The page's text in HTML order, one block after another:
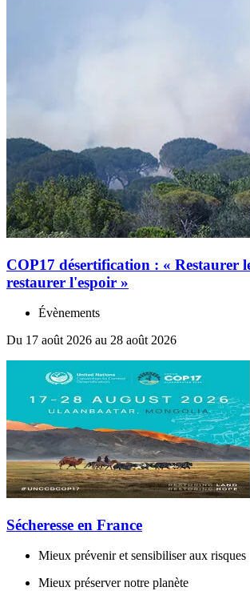
COP17 désertification : « Restaurer
restaurer l'espoir »
Évènements
Du 17 août 2026 au 28 août 2026
Sécheresse en France
Mieux prévenir et sensibiliser aux risques
Mieux préserver notre planète